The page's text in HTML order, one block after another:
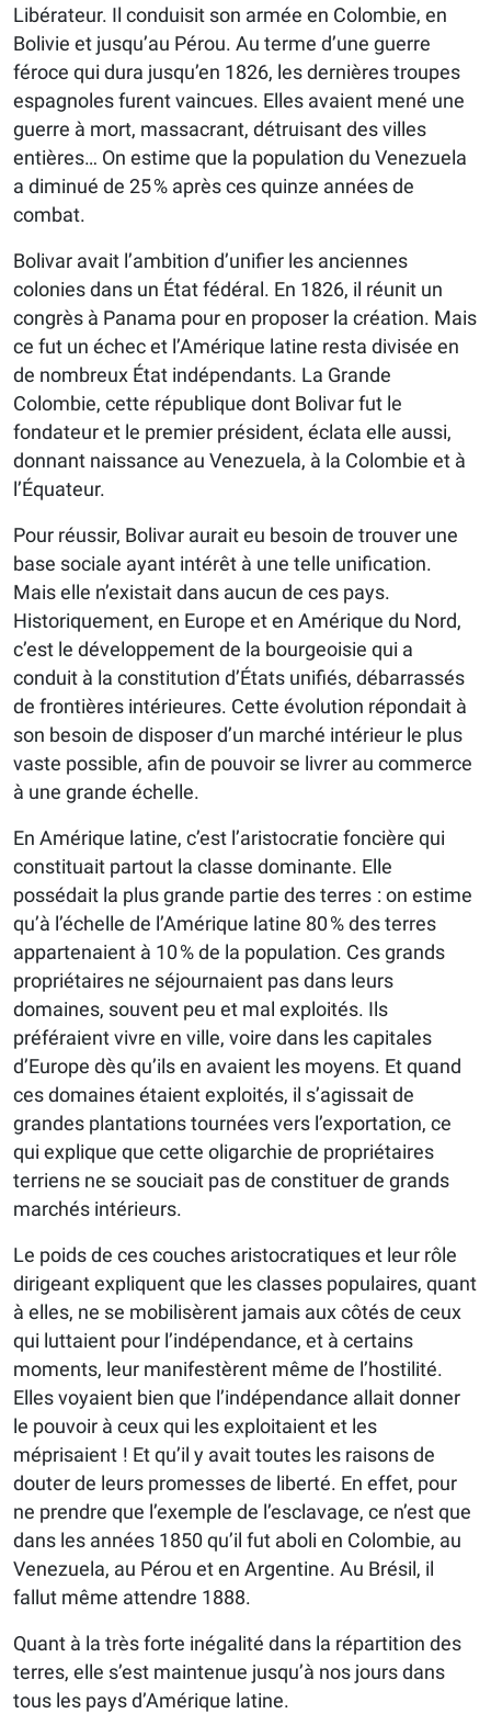
Libérateur. Il conduisit son armée en Colombie, en
Bolivie et jusqu’au Pérou. Au terme d’une guerre
féroce qui dura jusqu’en 1826, les dernières troupes
espagnoles furent vaincues. Elles avaient mené une
guerre à mort, massacrant, détruisant des villes
entières… On estime que la population du Venezuela
a diminué de 25 % après ces quinze années de
combat.
Bolivar avait l’ambition d’unifier les anciennes
colonies dans un État fédéral. En 1826, il réunit un
congrès à Panama pour en proposer la création. Mais
ce fut un échec et l’Amérique latine resta divisée en
de nombreux État indépendants. La Grande
Colombie, cette république dont Bolivar fut le
fondateur et le premier président, éclata elle aussi,
donnant naissance au Venezuela, à la Colombie et à
l’Équateur.
Pour réussir, Bolivar aurait eu besoin de trouver une
base sociale ayant intérêt à une telle unification.
Mais elle n’existait dans aucun de ces pays.
Historiquement, en Europe et en Amérique du Nord,
c’est le développement de la bourgeoisie qui a
conduit à la constitution d’États unifiés, débarrassés
de frontières intérieures. Cette évolution répondait à
son besoin de disposer d’un marché intérieur le plus
vaste possible, afin de pouvoir se livrer au commerce
à une grande échelle.
En Amérique latine, c’est l’aristocratie foncière qui
constituait partout la classe dominante. Elle
possédait la plus grande partie des terres : on estime
qu’à l’échelle de l’Amérique latine 80 % des terres
appartenaient à 10 % de la population. Ces grands
propriétaires ne séjournaient pas dans leurs
domaines, souvent peu et mal exploités. Ils
préféraient vivre en ville, voire dans les capitales
d’Europe dès qu’ils en avaient les moyens. Et quand
ces domaines étaient exploités, il s’agissait de
grandes plantations tournées vers l’exportation, ce
qui explique que cette oligarchie de propriétaires
terriens ne se souciait pas de constituer de grands
marchés intérieurs.
Le poids de ces couches aristocratiques et leur rôle
dirigeant expliquent que les classes populaires, quant
à elles, ne se mobilisèrent jamais aux côtés de ceux
qui luttaient pour l’indépendance, et à certains
moments, leur manifestèrent même de l’hostilité.
Elles voyaient bien que l’indépendance allait donner
le pouvoir à ceux qui les exploitaient et les
méprisaient ! Et qu’il y avait toutes les raisons de
douter de leurs promesses de liberté. En effet, pour
ne prendre que l’exemple de l’esclavage, ce n’est que
dans les années 1850 qu’il fut aboli en Colombie, au
Venezuela, au Pérou et en Argentine. Au Brésil, il
fallut même attendre 1888.
Quant à la très forte inégalité dans la répartition des
terres, elle s’est maintenue jusqu’à nos jours dans
tous les pays d’Amérique latine.